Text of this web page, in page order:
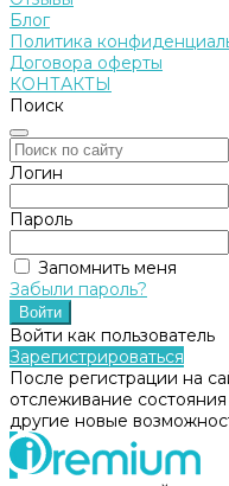
Блог
Политика
Договора оферты
КОНТАКТЫ
Поиск
Логин
Пароль
Запомнить меня
Забыли пароль?
Войти как пользователь
Зарегистрироваться
После регистрации на
отслеживание
другие новые